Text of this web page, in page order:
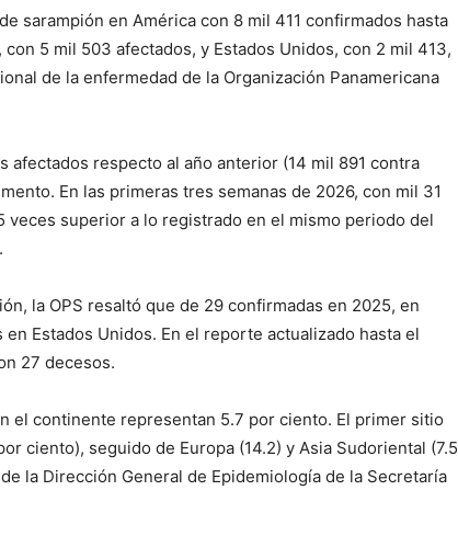
sarampión en América con 8 mil 411 confirmados hasta
5 mil 503 afectados, y Estados Unidos, con 2 mil 413,
de la enfermedad de la Organización Panamericana
afectados respecto al año anterior (14 mil 891 contra
En las primeras tres semanas de 2026, con mil 31
superior a lo registrado en el mismo periodo del
la OPS resaltó que de 29 confirmadas en 2025, en
Estados Unidos. En el reporte actualizado hasta el
27 decesos.
el continente representan 5.7 por ciento. El primer sitio
ciento), seguido de Europa (14.2) y Asia Sudoriental (7.5
la Dirección General de Epidemiología de la Secretaría